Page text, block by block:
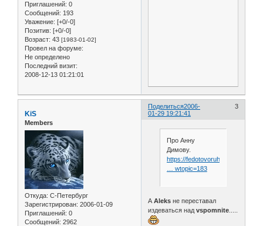
Приглашений: 0
Сообщений: 193
Уважение: [+0/-0]
Позитив: [+0/-0]
Возраст: 43 [1983-01-02]
Провел на форуме:
Не определено
Последний визит:
2008-12-13 01:21:01
Поделиться 3
2006-
01-29 19:21:41
KiS
Members
Откуда: С-Петербург
Зарегистрирован: 2006-01-09
Приглашений: 0
Сообщений: 2962
Про Анну
Димову.
https://
… wtopic=183
АAleksне переставал
издеваться надvspomnite